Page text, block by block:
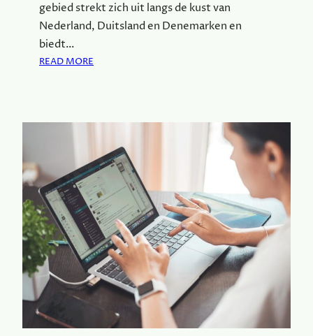
gebied strekt zich uit langs de kust van
Nederland, Duitsland en Denemarken en
biedt…
READ MORE
D
D
E
M
O
O
I
S
T
E